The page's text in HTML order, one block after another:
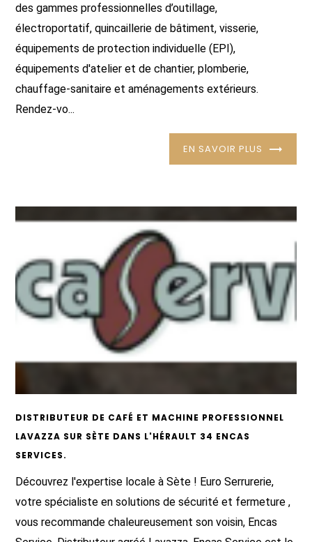
des gammes professionnelles d’outillage,
électroportatif, quincaillerie de bâtiment, visserie,
équipements de protection individuelle (EPI),
équipements d'atelier et de chantier, plomberie,
chauffage-sanitaire et aménagements extérieurs.
Rendez-vo...
EN SAVOIR PLUS
DISTRIBUTEUR DE CAFÉ ET MACHINE PROFESSIONNEL
LAVAZZA SUR SÈTE DANS L'HÉRAULT 34 ENCAS
SERVICES.
Découvrez l'expertise locale à Sète ! Euro Serrurerie,
votre spécialiste en solutions de sécurité et fermeture ,
vous recommande chaleureusement son voisin, Encas